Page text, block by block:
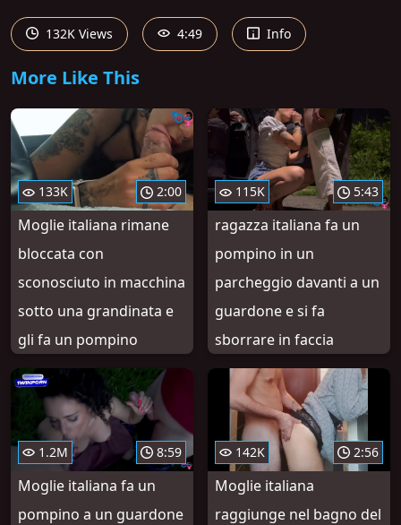
132K Views 4:49 Info
More Like This
133K 2:00
Moglie italiana rimane
bloccata con
sconosciuto in macchina
sotto una grandinata e
gli fa un pompino
115K 5:43
ragazza italiana fa un
pompino in un
parcheggio davanti a un
guardone e si fa
sborrare in faccia
1.2M 8:59
Moglie italiana fa un
pompino a un guardone
142K 2:56
Moglie italiana
raggiunge nel bagno del